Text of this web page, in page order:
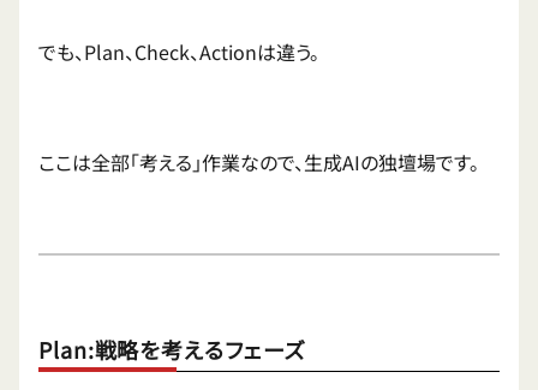
でも、Plan、Check、Actionは違う。
ここは全部「考える」作業なので、生成AIの独壇場です。
Plan:戦略を考えるフェーズ